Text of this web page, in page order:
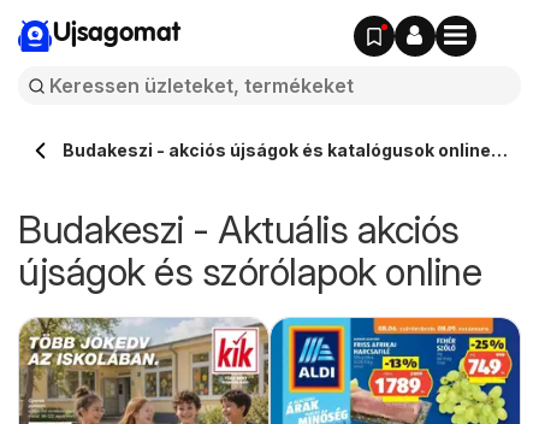
Ujsagomat
Budakeszi - akciós újságok és katalógusok online
Budakeszi - Aktuális akciós
újságok és szórólapok online